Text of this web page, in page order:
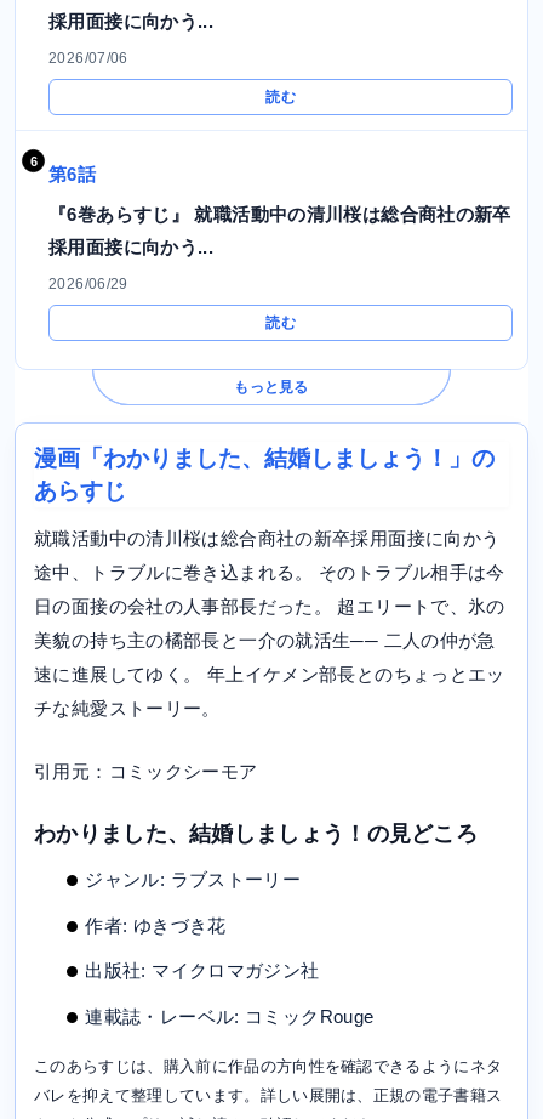
採用面接に向かう...
2026/07/06
読む
第6話
『6巻あらすじ』 就職活動中の清川桜は総合商社の新卒
採用面接に向かう...
2026/06/29
読む
もっと見る
漫画「わかりました、結婚しましょう！」の
あらすじ
就職活動中の清川桜は総合商社の新卒採用面接に向かう
途中、トラブルに巻き込まれる。 そのトラブル相手は今
日の面接の会社の人事部長だった。 超エリートで、氷の
美貌の持ち主の橘部長と一介の就活生── 二人の仲が急
速に進展してゆく。 年上イケメン部長とのちょっとエッ
チな純愛ストーリー。
引用元：コミックシーモア
わかりました、結婚しましょう！の見どころ
ジャンル: ラブストーリー
作者: ゆきづき花
出版社: マイクロマガジン社
連載誌・レーベル: コミックRouge
このあらすじは、購入前に作品の方向性を確認できるようにネタ
バレを抑えて整理しています。詳しい展開は、正規の電子書籍ス